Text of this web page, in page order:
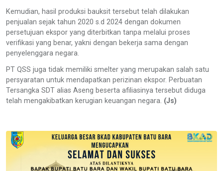
Kemudian, hasil produksi bauksit tersebut telah dilakukan
penjualan sejak tahun 2020 s.d 2024 dengan dokumen
persetujuan ekspor yang diterbitkan tanpa melalui proses
verifikasi yang benar, yakni dengan bekerja sama dengan
penyelenggara negara.
PT QSS juga tidak memiliki smelter yang merupakan salah satu
persyaratan untuk mendapatkan perizinan ekspor. Perbuatan
Tersangka SDT alias Aseng beserta afiliasinya tersebut diduga
telah mengakibatkan kerugian keuangan negara. (Js)